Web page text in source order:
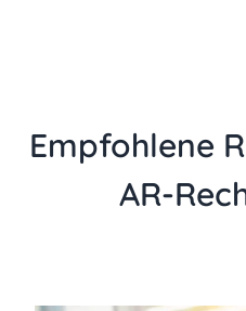
Empfohlene
AR-